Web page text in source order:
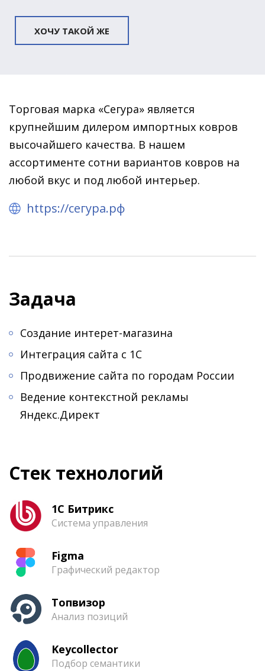
ХОЧУ ТАКОЙ ЖЕ
Торговая марка «Сегура» является
крупнейшим дилером импортных ковров
высочайшего качества. В нашем
ассортименте сотни вариантов ковров на
любой вкус и под любой интерьер.
https://сегура.рф
Задача
Создание интерет-магазина
Интеграция сайта с 1С
Продвижение сайта по городам России
Ведение контекстной рекламы
Яндекс.Директ
Стек технологий
1С Битрикс
Система управления
Figma
Графический редактор
Топвизор
Анализ позиций
Keycollector
Подбор семантики